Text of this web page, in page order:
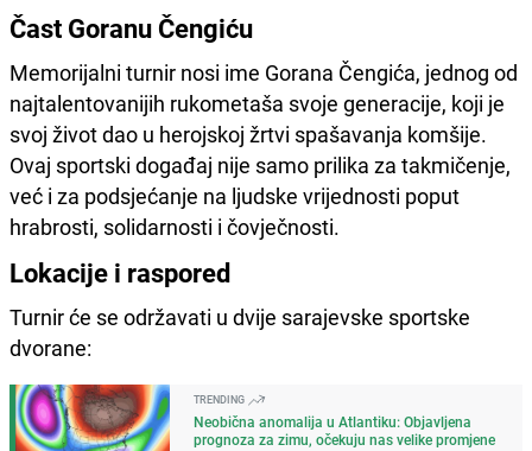
Čast Goranu Čengiću
Memorijalni turnir nosi ime Gorana Čengića, jednog od
najtalentovanijih rukometaša svoje generacije, koji je
svoj život dao u herojskoj žrtvi spašavanja komšije.
Ovaj sportski događaj nije samo prilika za takmičenje,
već i za podsjećanje na ljudske vrijednosti poput
hrabrosti, solidarnosti i čovječnosti.
Lokacije i raspored
Turnir će se održavati u dvije sarajevske sportske
dvorane:
TRENDING
Neobična anomalija u Atlantiku: Objavljena
prognoza za zimu, očekuju nas velike promjene